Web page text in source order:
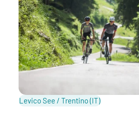
Levico See / Trentino(IT)